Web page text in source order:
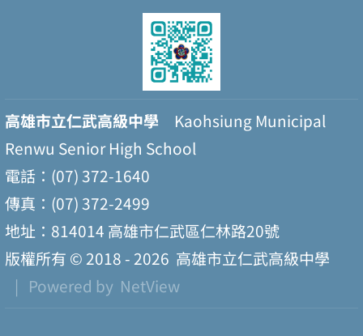
高雄市立仁武高級中學 Kaohsiung Municipal
Renwu Senior High School
電話：(07) 372-1640
傳真：(07) 372-2499
地址：814014 高雄市仁武區仁林路20號
版權所有 © 2018 - 2026 高雄市立仁武高級中學
| Powered by NetView